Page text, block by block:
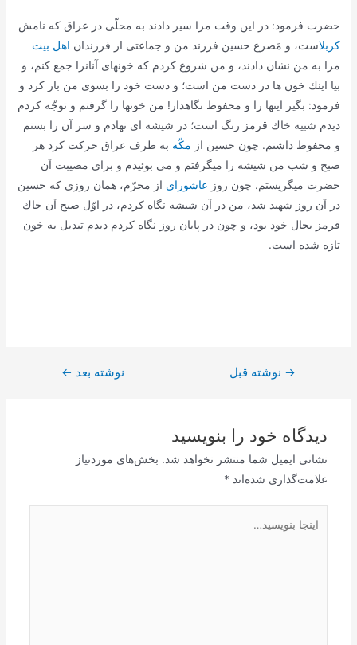
حضرت فرمود: در این وقت مرا سیر دادند به محلّى در عراق كه نامش
كربلاست، و مَصرع حسین فرزند من و جماعتى از فرزندان اهل بیت
مرا به من نشان دادند، و من شروع كردم كه خونهاى آنانرا جمع كنم، و
بیا اینك خون ها در دست من است؛ و دست خود را بسوى من باز كرد و
فرمود: بگیر اینها را و محفوظ نگاهدار! من خونها را گرفتم و توجّه كردم
دیدم شبیه خاك قرمز رنگ است؛ در شیشه اى نهادم و سر آن را بستم
و محفوظ داشتم. چون حسین از مكّه به طرف عراق حركت كرد هر
صبح و شب من شیشه را میگرفتم و مى بوئیدم و براى مصیبت آن
حضرت میگریستم. چون روز عاشوراى از محرّم، همان روزى كه حسین
در آن روز شهید شد، من در آن شیشه نگاه كردم، در اوّل صبح آن خاك
قرمز بحال خود بود، و چون در پایان روز نگاه كردم دیدم تبدیل به خون
تازه شده است.
راهبری
→ نوشته قبل نوشته بعد ←
دیدگاه‌ خود را بنویسید
نشانی ایمیل شما منتشر نخواهد شد. بخش‌های موردنیاز
علامت‌گذاری شده‌اند *
بنویسید…